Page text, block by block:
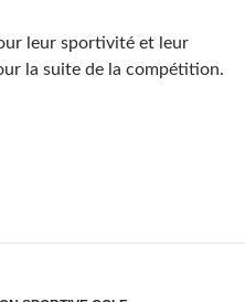
leur sportivité et leur
la suite de la compétition.